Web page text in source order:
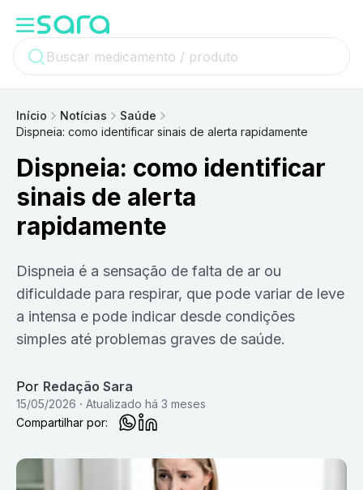
Início Notícias
Saúde
Dispneia: como identificar sinais de alerta rapidamente
Dispneia: como identificar
sinais de alerta
rapidamente
Dispneia é a sensação de falta de ar ou
dificuldade para respirar, que pode variar de leve
a intensa e pode indicar desde condições
simples até problemas graves de saúde.
Por Redação Sara
15/05/2026 Atualizado há 3 meses
Compartilhar por: